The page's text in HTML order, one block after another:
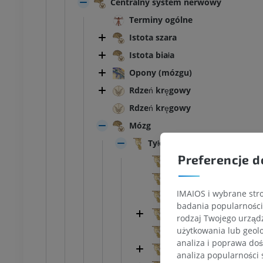
Terminy ogólne
Istota szara
Istota biała
Opony (mózgu)
Rdzeń kręgowy
Rdzeń kręgowy
Mózg
Tyłomózgowie
Cechy zewnętrzne
Cechy wewnętrzne
Rdzeniomózgowie,
Tyłomózgowie
Wstęga przyśrodkowa
Droga przednio-
KOSTKA-STOPA
Preferencje
IMAIOS i wybrane
badania
rodzaj Twojego
użytkowania lub
analiza i poprawa
analiza popularności